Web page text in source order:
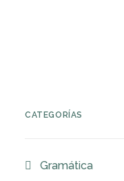
CATEGORÍAS
Gramática